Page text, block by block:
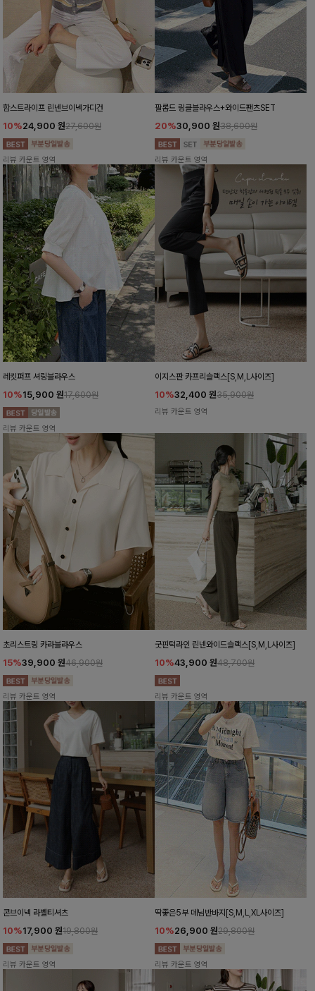
함스트라이프 린넨브이넥가디건
10%24,900 원27,600원
리뷰 카운트 영역
팔롬드 링클블라우스+와이드팬츠SET
20%30,900 원38,600원
리뷰 카운트 영역
레킷퍼프 셔링블라우스
10%15,900 원17,600원
리뷰 카운트 영역
이지스판 카프리슬랙스[S,M,L사이즈]
10%32,400 원35,900원
리뷰 카운트 영역
초리스트링 카라블라우스
15%39,900 원46,900원
리뷰 카운트 영역
굿핀턱라인 린넨와이드슬랙스[S,M,L사이즈]
10%43,900 원48,700원
리뷰 카운트 영역
콘브이넥 라벨티셔츠
10%17,900 원19,800원
리뷰 카운트 영역
딱좋은5부 데님반바지[S,M,L,XL사이즈]
10%26,900 원29,800원
리뷰 카운트 영역